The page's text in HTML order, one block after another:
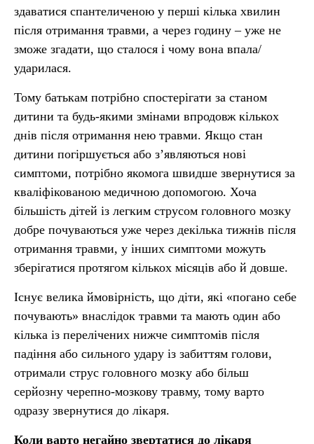
здаватися спантеличеною у перші кілька хвилин
після отримання травми, а через годину – уже не
зможе згадати, що сталося і чому вона впала/
ударилася.
Тому батькам потрібно спостерігати за станом
дитини та будь-якими змінами впродовж кількох
днів після отримання нею травми. Якщо стан
дитини погіршується або з’являються нові
симптоми, потрібно якомога швидше звернутися за
кваліфікованою медичною допомогою. Хоча
більшість дітей із легким струсом головного мозку
добре почуваються уже через декілька тижнів після
отримання травми, у інших симптоми можуть
зберігатися протягом кількох місяців або й довше.
Існує велика ймовірність, що діти, які «погано себе
почувають» внаслідок травми та мають один або
кілька із перелічених нижче симптомів після
падіння або сильного удару із забиттям голови,
отримали струс головного мозку або більш
серйозну черепно-мозкову травму, тому варто
одразу звернутися до лікаря.
Коли варто негайно звертатися до лікаря